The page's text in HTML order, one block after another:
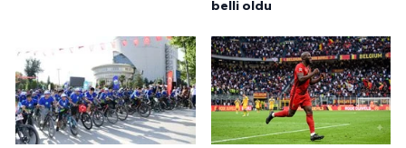
belli oldu